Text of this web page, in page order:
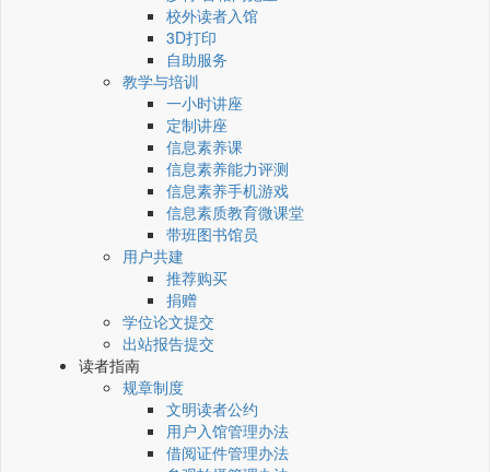
校外读者入馆
3D打印
自助服务
教学与培训
一小时讲座
定制讲座
信息素养课
信息素养能力评测
信息素养手机游戏
信息素质教育微课堂
带班图书馆员
用户共建
推荐购买
捐赠
学位论文提交
出站报告提交
读者指南
规章制度
文明读者公约
用户入馆管理办法
借阅证件管理办法